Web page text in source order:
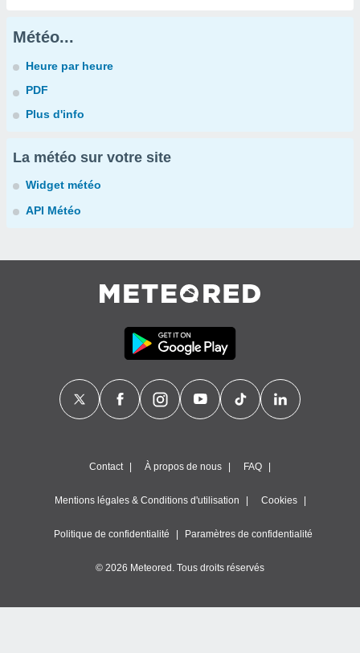
Météo...
Heure par heure
PDF
Plus d'info
La météo sur votre site
Widget météo
API Météo
Contact À propos de nous FAQ
Mentions légales & Conditions d'utilisation Cookies
Politique de confidentialité Paramètres de confidentialité
© 2026 Meteored. Tous droits réservés